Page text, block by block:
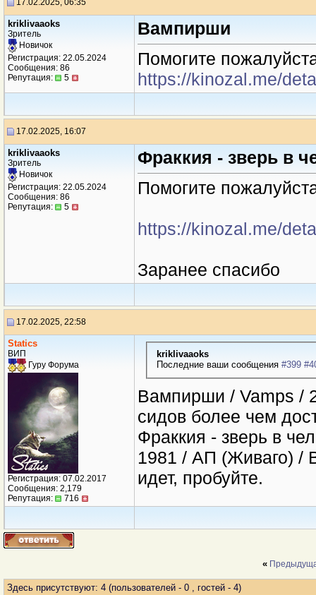
17.02.2025, 06:35
kriklivaaoks
Зритель
Новичок
Регистрация: 22.05.2024
Сообщения: 86
Репутация:
5
Вампирши
Помогите
https://kinozal.me/
17.02.2025, 16:07
kriklivaaoks
Зритель
Новичок
Регистрация: 22.05.2024
Сообщения: 86
Репутация:
5
Фраккия - зверь в
Помогите
https://kinozal.me/
Заранее спасибо
17.02.2025, 22:58
Statics
ВИП
Гуру Форума
Регистрация: 07.02.2017
Сообщения: 2,179
Репутация:
716
kriklivaaoks
Последние ваши сообщения #399
Вампирши / Vamps /
сидов более чем
Фраккия - зверь в
1981 / АП (Живаго) /
идет, пробуйте.
«
Здесь присутствуют: 4 (пользователей - 0 , гостей - 4)